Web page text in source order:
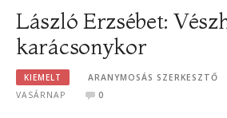
László Erzsébet:
karácsonykor
KIEMELT ARANYMOSÁS SZERKESZTŐ
VASÁRNAP
0